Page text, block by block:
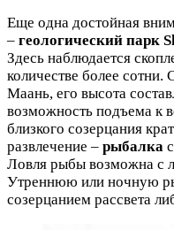
Еще одна достойная
– геологический парк
Здесь наблюдается
количестве более
Маань, его высота
возможность подъема к
близкого созерцания
развлечение – рыбалка
Ловля рыбы возможна с
Утреннюю или ночную
созерцанием рассвета